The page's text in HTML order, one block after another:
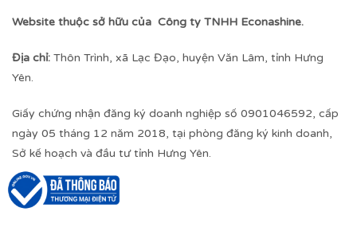
Website thuộc sở hữu của Công ty TNHH Econashine.
Địa chỉ: Thôn Trình, xã Lạc Đạo, huyện Văn Lâm, tỉnh Hưng
Yên.
Giấy chứng nhận đăng ký doanh nghiệp số 0901046592, cấp
ngày 05 tháng 12 năm 2018, tại phòng đăng ký kinh doanh,
Sở kế hoạch và đầu tư tỉnh Hưng Yên.